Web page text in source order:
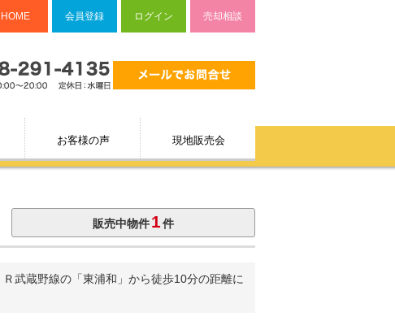
ー
HOME 会員登録 ログイン 売却相談
お客様の声 現地販売会
販売中物件1件
武蔵野線の「東浦和」から徒歩10分の距離に